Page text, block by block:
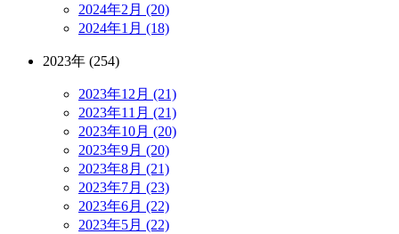
2024年2月 (20)
2024年1月 (18)
2023年 (254)
2023年12月 (21)
2023年11月 (21)
2023年10月 (20)
2023年9月 (20)
2023年8月 (21)
2023年7月 (23)
2023年6月 (22)
2023年5月 (22)